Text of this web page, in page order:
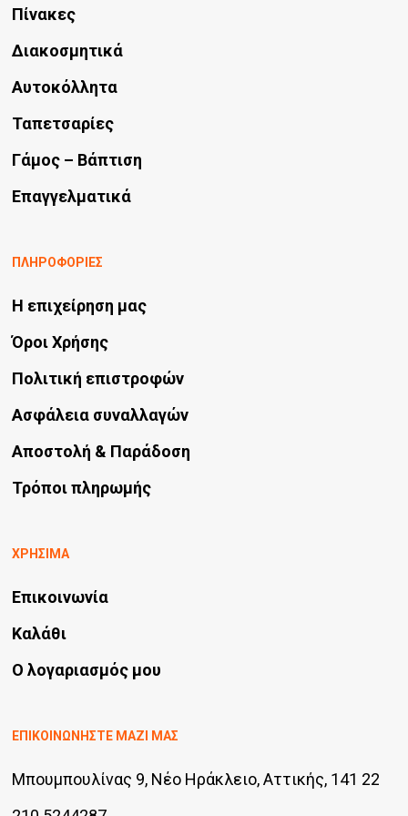
Πίνακες
Διακοσμητικά
Αυτοκόλλητα
Ταπετσαρίες
Γάμος – Βάπτιση
Επαγγελματικά
ΠΛΗΡΟΦΟΡΙΕΣ
Η επιχείρηση μας
Όροι Χρήσης
Πολιτική επιστροφών
Ασφάλεια συναλλαγών
Αποστολή & Παράδοση
Τρόποι πληρωμής
ΧΡΗΣΙΜΑ
Επικοινωνία
Καλάθι
Ο λογαριασμός μου
ΕΠΙΚΟΙΝΩΝΗΣΤΕ ΜΑΖΙ ΜΑΣ
Μπουμπουλίνας 9, Νέο Ηράκλειο, Αττικής, 141 22